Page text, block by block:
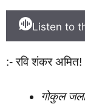
Listen to
:- रवि शंकर अमित!
गोकुल